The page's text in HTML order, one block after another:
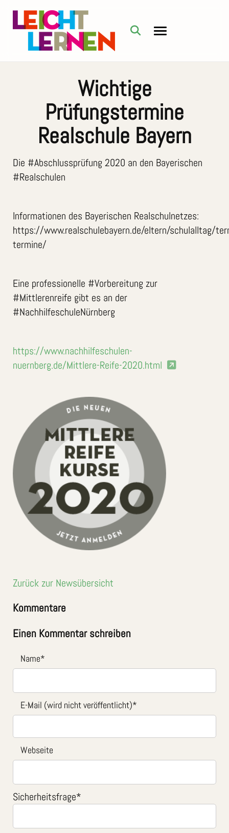
Wichtige
Prüfungstermine
Realschule Bayern
Die #Abschlussprüfung 2020 an den Bayerischen
#Realschulen
Informationen des Bayerischen Realschulnetzes:
https://www.realschulebayern.de/eltern/schulalltag/
termine/
Eine professionelle #Vorbereitung zur
#Mittlerenreife gibt es an der
#NachhilfeschuleNürnberg
https://www.nachhilfeschulen-
nuernberg.de/Mittlere-Reife-2020.html
Zurück zur Newsübersicht
Kommentare
Einen Kommentar schreiben
Name*
E-Mail (wird nicht veröffentlicht)*
Webseite
Sicherheitsfrage*